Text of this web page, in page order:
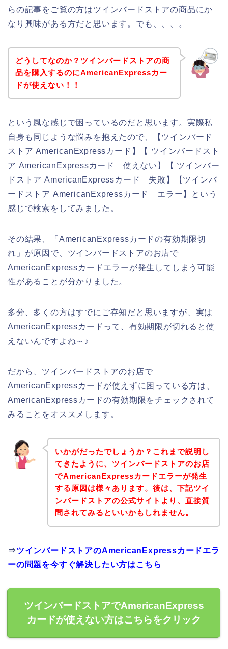
らの記事をご覧の方はツインバードストアの商品にか
なり興味がある方だと思います。でも、、、。
どうしてなのか？ツインバードストアの商
品を購入するのにAmericanExpressカー
ドが使えない！！
という風な感じで困っているのだと思います。実際私
自身も同じような悩みを抱えたので、【ツインバード
ストア AmericanExpressカード】【 ツインバードスト
ア AmericanExpressカード 使えない】【 ツインバー
ドストア AmericanExpressカード 失敗】【ツインバ
ードストア AmericanExpressカード エラー】という
感じで検索をしてみました。
その結果、「AmericanExpressカードの有効期限切
れ」が原因で、ツインバードストアのお店で
AmericanExpressカードエラーが発生してしまう可能
性があることが分かりました。
多分、多くの方はすでにご存知だと思いますが、実は
AmericanExpressカードって、有効期限が切れると使
えないんですよね～♪
だから、ツインバードストアのお店で
AmericanExpressカードが使えずに困っている方は、
AmericanExpressカードの有効期限をチェックされて
みることをオススメします。
いかがだったでしょうか？これまで説明し
てきたように、ツインバードストアのお店
でAmericanExpressカードエラーが発生
する原因は様々あります。後は、下記ツイ
ンバードストアの公式サイトより、直接質
問されてみるといいかもしれません。
⇒ツインバードストアのAmericanExpressカードエラ
ーの問題を今すぐ解決したい方はこちら
ツインバードストアでAmericanExpress
カードが使えない方はこちらをクリック